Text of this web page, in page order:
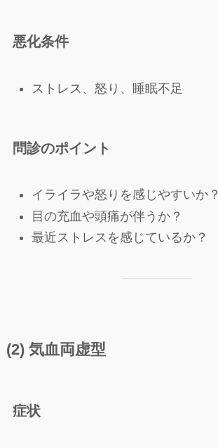
悪化条件
ストレス、怒り、睡眠不足
問診のポイント
イライラや怒りを感じやすいか？
目の充血や頭痛が伴うか？
最近ストレスを感じているか？
(2) 気血両虚型
症状